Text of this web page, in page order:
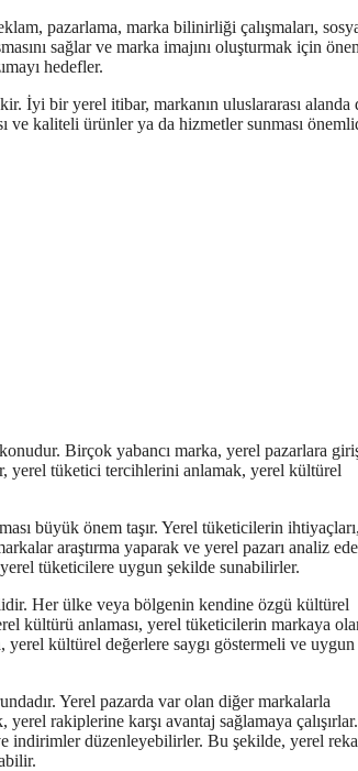
pazarlama, marka bilinirliği çalışmaları,
sağlar ve marka imajını oluşturmak için
hedefler.
İyi bir yerel itibar, markanın uluslararası alanda
ve kaliteli ürünler ya da hizmetler sunması
Birçok yabancı marka, yerel pazarlara
yerel tüketici tercihlerini anlamak, yerel kültürel
büyük önem taşır. Yerel tüketicilerin ihtiyaçları,
araştırma yaparak ve yerel pazarı analiz
tüketicilere uygun şekilde sunabilirler.
Her ülke veya bölgenin kendine özgü kültürel
kültürü anlaması, yerel tüketicilerin markaya
yerel kültürel değerlere saygı göstermeli ve
Yerel pazarda var olan diğer markalarla
rakiplerine karşı avantaj sağlamaya çalışırlar.
indirimler düzenleyebilirler. Bu şekilde, yerel